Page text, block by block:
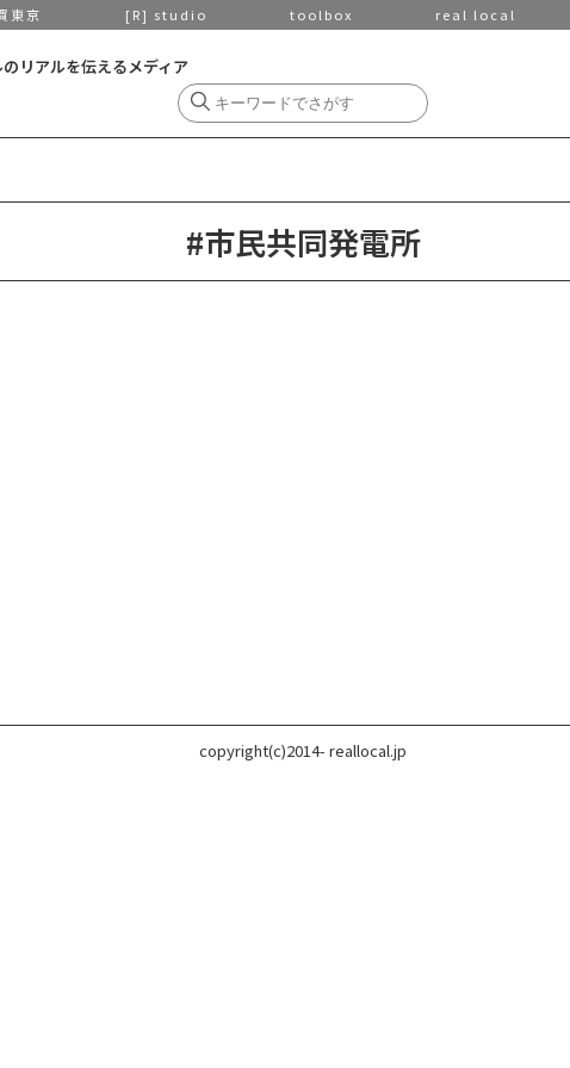
東京 [R] studio toolbox real local
リアルを伝えるメディア
#市民共同発電所
copyright(c)2014- reallocal.jp